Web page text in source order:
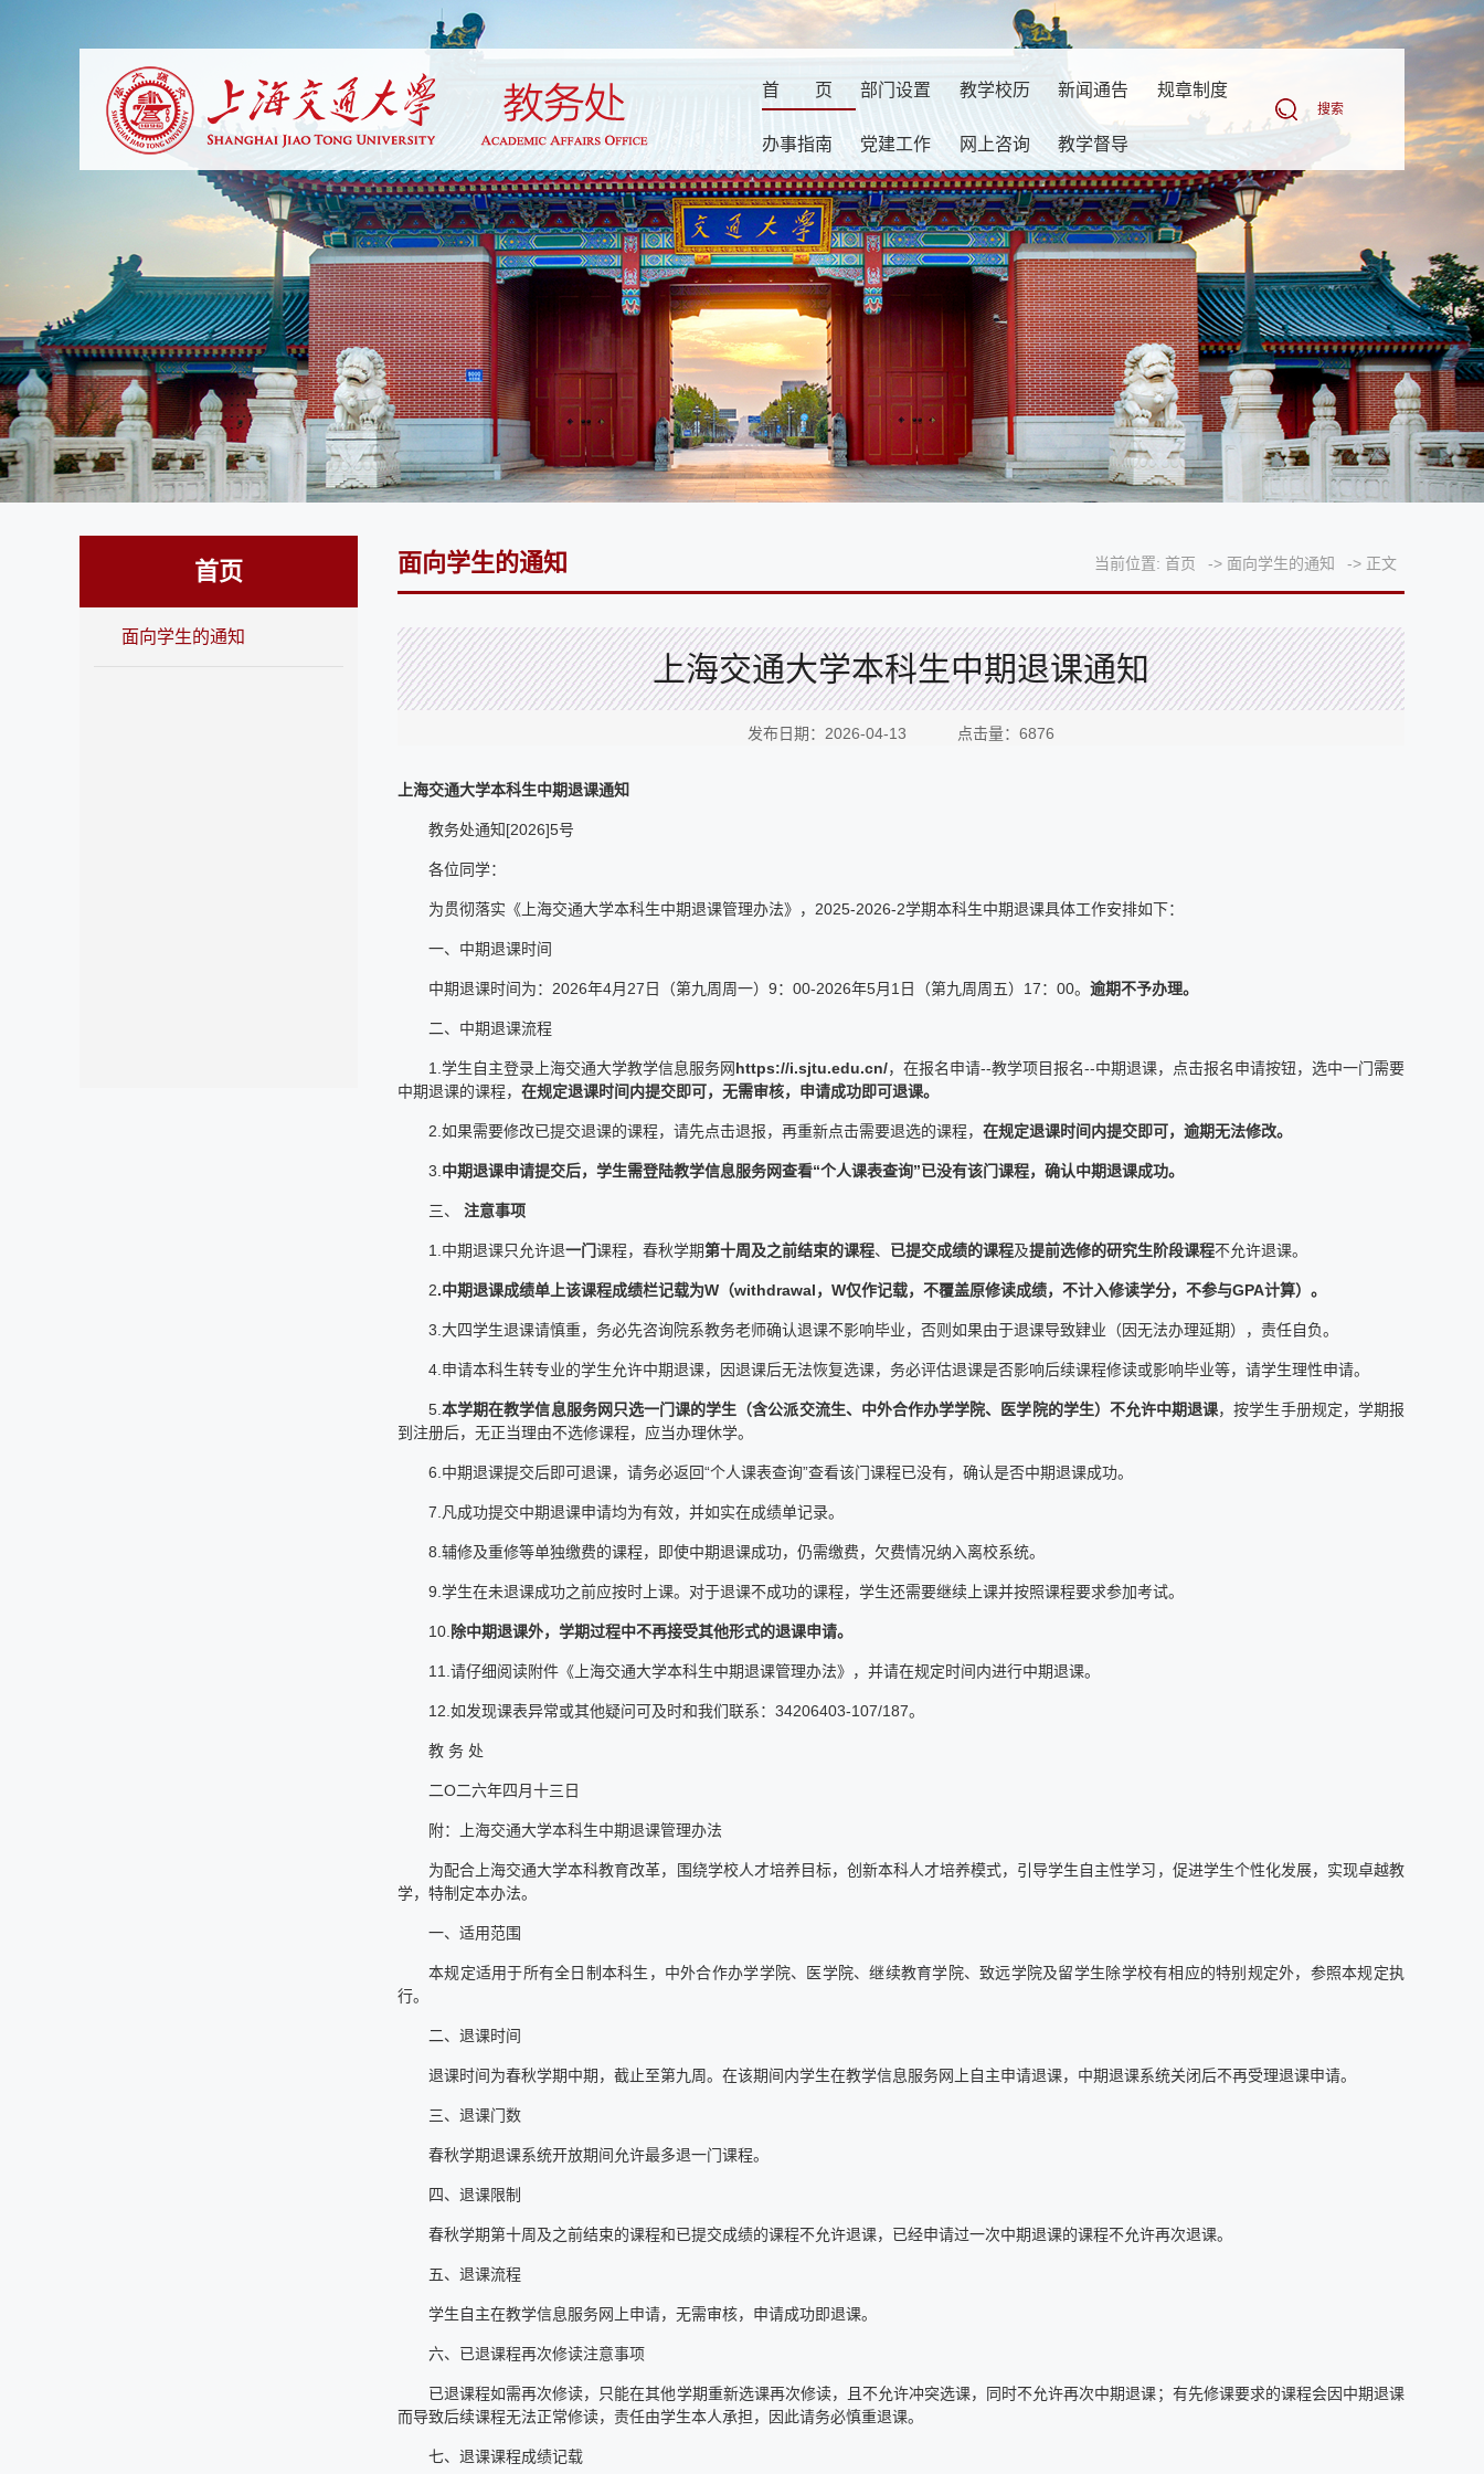
首 页 部门设置 教学校历 新闻通告 规章制度
办事指南 党建工作 网上咨询 教学督导
搜索
首页
面向学生的通知
面向学生的通知 当前位置: 首页 -> 面向学生的通知 -> 正文
上海交通大学本科生中期退课通知
发布日期：2026-04-13 点击量： 6876
上海交通大学本科生中期退课通知
教务处通知[2026]5号
各位同学：
为贯彻落实《上海交通大学本科生中期退课管理办法》，2025-2026-2学期本科生中期退课具体工作安排如下：
一、中期退课时间
中期退课时间为：2026年4月27日（第九周周一）9：00-2026年5月1日（第九周周五）17：00。 逾期不予办理。
二、中期退课流程
1.学生自主登录上海交通大学教学信息服务网https://i.sjtu.edu.cn/，在报名申请--教学项目报名--中期退课，点击报名申请按钮，选中一门需要
中期退课的课程， 在规定退课时间内提交即可，无需审核，申请成功即可退课。
2.如果需要修改已提交退课的课程，请先点击退报，再重新点击需要退选的课程， 在规定退课时间内提交即可，逾期无法修改。
3. 中期退课申请提交后，学生需登陆教学信息服务网查看“个人课表查询”已没有该门课程，确认中期退课成功。
三、 注意事项
1.中期退课只允许退一门课程，春秋学期第十周及之前结束的课程、 已提交成绩的课程及提前选修的研究生阶段课程不允许退课。
2.中期退课成绩单上该课程成绩栏记载为W（withdrawal，W仅作记载，不覆盖原修读成绩，不计入修读学分，不参与GPA计算）。
3.大四学生退课请慎重，务必先咨询院系教务老师确认退课不影响毕业，否则如果由于退课导致肄业（因无法办理延期），责任自负。
4.申请本科生转专业的学生允许中期退课，因退课后无法恢复选课，务必评估退课是否影响后续课程修读或影响毕业等，请学生理性申请。
5. 本学期在教学信息服务网只选一门课的学生（含公派交流生、中外合作办学学院、医学院的学生）不允许中期退课，按学生手册规定，学期报
到注册后，无正当理由不选修课程，应当办理休学。
6.中期退课提交后即可退课，请务必返回“个人课表查询”查看该门课程已没有，确认是否中期退课成功。
7.凡成功提交中期退课申请均为有效，并如实在成绩单记录。
8.辅修及重修等单独缴费的课程，即使中期退课成功，仍需缴费，欠费情况纳入离校系统。
9.学生在未退课成功之前应按时上课。对于退课不成功的课程，学生还需要继续上课并按照课程要求参加考试。
10. 除中期退课外，学期过程中不再接受其他形式的退课申请。
11.请仔细阅读附件《上海交通大学本科生中期退课管理办法》，并请在规定时间内进行中期退课。
12.如发现课表异常或其他疑问可及时和我们联系：34206403-107/187。
教 务 处
二Ο二六年四月十三日
附：上海交通大学本科生中期退课管理办法
为配合上海交通大学本科教育改革，围绕学校人才培养目标，创新本科人才培养模式，引导学生自主性学习，促进学生个性化发展，实现卓越教
学，特制定本办法。
一、适用范围
本规定适用于所有全日制本科生，中外合作办学学院、医学院、继续教育学院、致远学院及留学生除学校有相应的特别规定外，参照本规定执
行。
二、退课时间
退课时间为春秋学期中期，截止至第九周。在该期间内学生在教学信息服务网上自主申请退课，中期退课系统关闭后不再受理退课申请。
三、退课门数
春秋学期退课系统开放期间允许最多退一门课程。
四、退课限制
春秋学期第十周及之前结束的课程和已提交成绩的课程不允许退课，已经申请过一次中期退课的课程不允许再次退课。
五、退课流程
学生自主在教学信息服务网上申请，无需审核，申请成功即退课。
六、已退课程再次修读注意事项
已退课程如需再次修读，只能在其他学期重新选课再次修读，且不允许冲突选课，同时不允许再次中期退课；有先修课要求的课程会因中期退课
而导致后续课程无法正常修读，责任由学生本人承担，因此请务必慎重退课。
七、退课课程成绩记载